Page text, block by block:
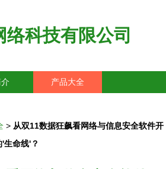
科技有限公司
产品大全
> 从双11数据狂飙看网络与信息安全软件开
生命线'？